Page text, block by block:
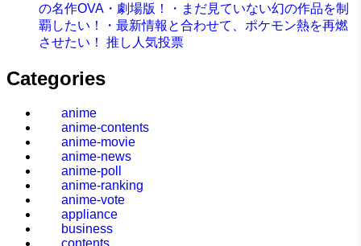
の名作OVA・劇場版！・まだ見ていない幻の作品を制
覇したい！・最新情報と合わせて、ポケモン熱を再燃
させたい！ 推し人気投票
Categories
anime
anime-contents
anime-movie
anime-news
anime-poll
anime-ranking
anime-vote
appliance
business
contents